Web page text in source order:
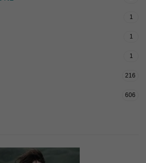
1
1
1
216
606